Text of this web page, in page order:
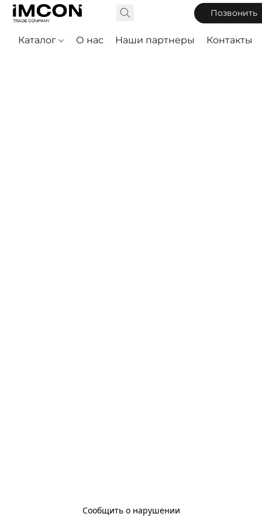
Позвонить
Каталог О нас Наши партнеры Контакты
Сообщить о нарушении